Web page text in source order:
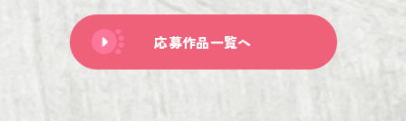
応募作品一覧へ